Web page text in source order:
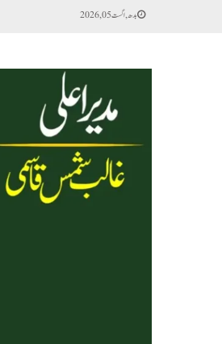
بدھ, اگست 05, 2026